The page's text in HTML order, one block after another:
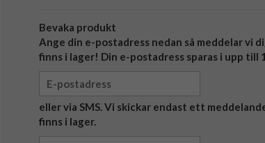
Bevaka produkt
Ange din e-postadress nedan så meddelar vi
finns i lager! Din e-postadress sparas i upp till
eller via SMS. Vi skickar endast ett
finns i lager.